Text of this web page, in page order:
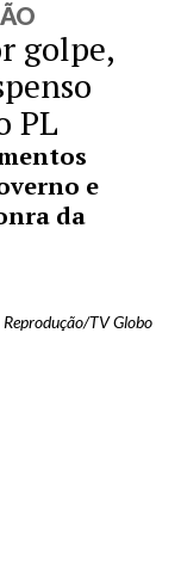
golpe,
PL
e
da
Reprodução/TV Globo